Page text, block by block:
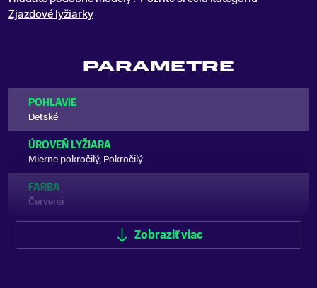
Zjazdové lyžiarky
PARAMETRE
POHLAVIE
Detské
ÚROVEŇ LYŽIARA
Mierne pokročilý, Pokročilý
FARBA
Červená
Zobraziť viac